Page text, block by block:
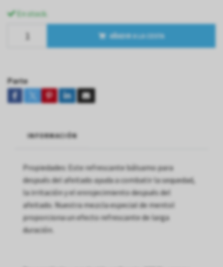
En stock.
AÑADIR A LA CESTA
Parte
INFORMACIÓN
Propiedades: Este refrescante bálsamo para
después del afeitado ayuda a combatir la sequedad,
la irritación y el enrojecimiento después del
afeitado. Nuestra mezcla especial de mentol
proporciona un efecto refrescante de larga
duración.